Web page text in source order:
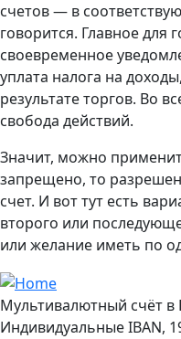
счетов — в
говорится. Главное для
своевременное
уплата налога на
результате торгов. Во
свобода действий.
Значит, можно
запрещено, то
счет. И вот тут есть
второго или
или желание иметь по
Мультивалютный счёт в
Индивидуальные IBAN,